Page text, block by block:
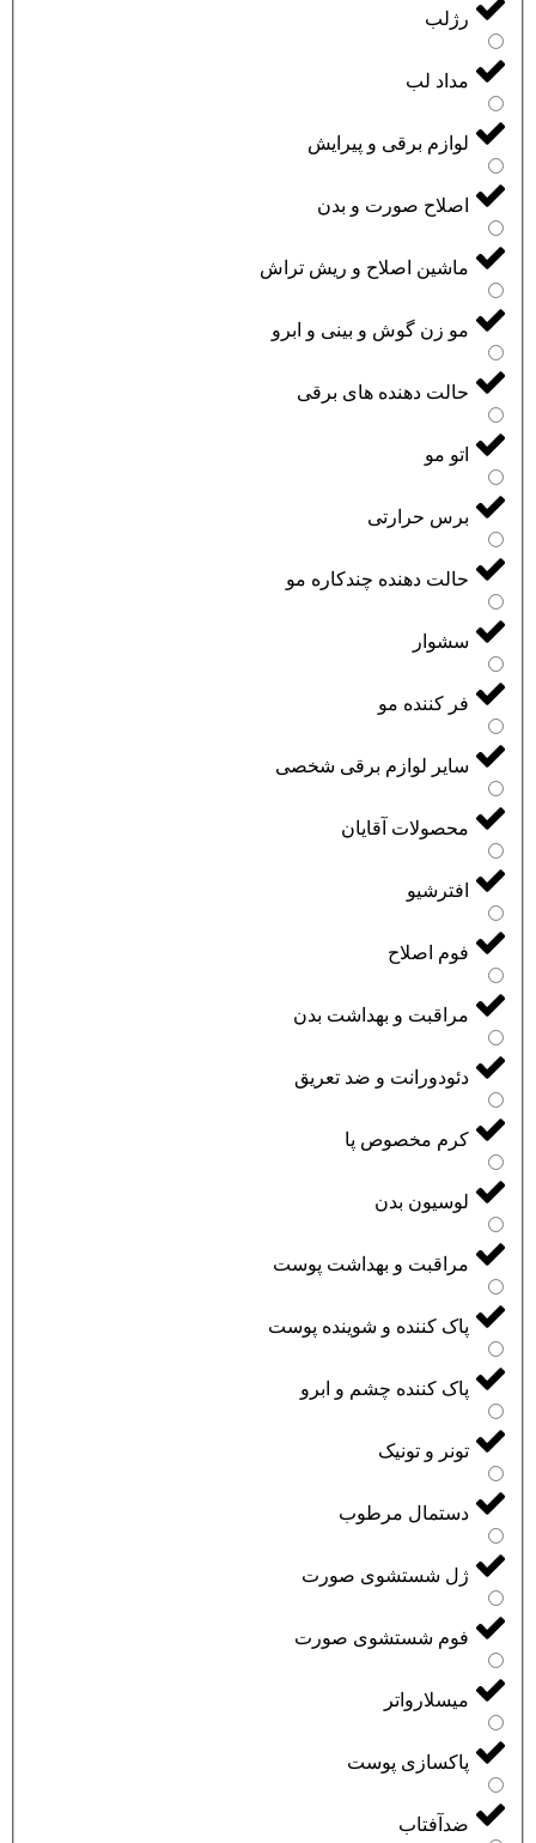
رژلب
مداد لب
لوازم برقی و پیرایش
اصلاح صورت و بدن
ماشین اصلاح و ریش تراش
مو زن گوش و بینی و ابرو
حالت دهنده های برقی
اتو مو
برس حرارتی
حالت دهنده چندکاره مو
سشوار
فر کننده مو
سایر لوازم برقی شخصی
محصولات آقایان
افترشیو
فوم اصلاح
مراقبت و بهداشت بدن
دئودورانت و ضد تعریق
کرم مخصوص پا
لوسیون بدن
مراقبت و بهداشت پوست
پاک کننده و شوینده پوست
پاک کننده چشم و ابرو
تونر و تونیک
دستمال مرطوب
ژل شستشوی صورت
فوم شستشوی صورت
میسلارواتر
پاکسازی پوست
ضدآفتاب